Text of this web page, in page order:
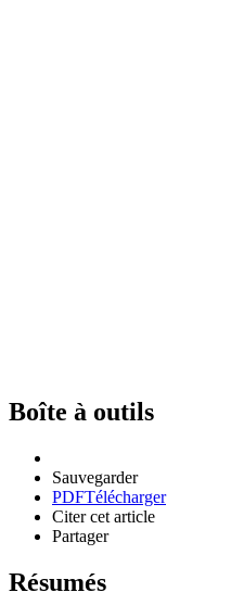
Boîte à outils
Sauvegarder
PDFTélécharger
Citer cet article
Partager
Résumés